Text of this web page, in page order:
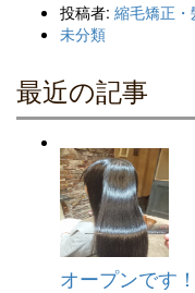
投稿者: 縮毛矯正
未分類
最近の記事
オープンです！